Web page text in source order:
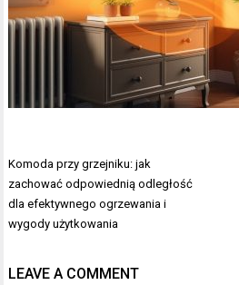
Nawigacja
wpisu
Komoda przy grzejniku: jak
zachować odpowiednią odległość
dla efektywnego ogrzewania i
wygody użytkowania
LEAVE A COMMENT